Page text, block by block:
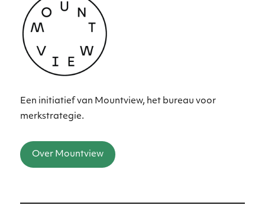
Een initiatief van Mountview, het bureau voor
merkstrategie.
Over Mountview